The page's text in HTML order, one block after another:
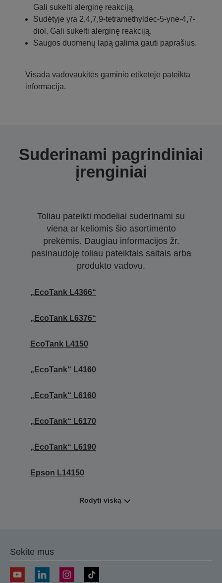
Gali sukelti alerginę reakciją.
Sudėtyje yra 2,4,7,9-tetramethyldec-5-yne-4,7-
diol. Gali sukelti alerginę reakciją.
Saugos duomenų lapą galima gauti paprašius.
Visada vadovaukitės gaminio etiketėje pateikta
informacija.
Suderinami pagrindiniai
įrenginiai
Toliau pateikti modeliai suderinami su
viena ar keliomis šio asortimento
prekėmis. Daugiau informacijos žr.
pasinaudoję toliau pateiktais saitais arba
produkto vadovu.
„EcoTank L4366“
„EcoTank L6376“
EcoTank L4150
„EcoTank“ L4160
„EcoTank“ L6160
„EcoTank“ L6170
„EcoTank“ L6190
Epson L14150
Rodyti viską
Sekite mus